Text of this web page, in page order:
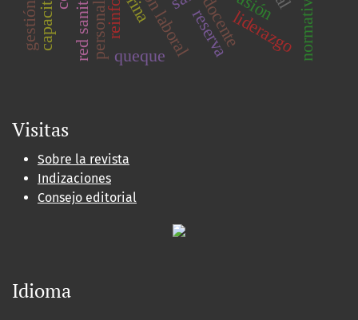
docente
reinfo liderazgo
reserva
queque
Visitas
Sobre la revista
Indizaciones
Consejo editorial
Idioma